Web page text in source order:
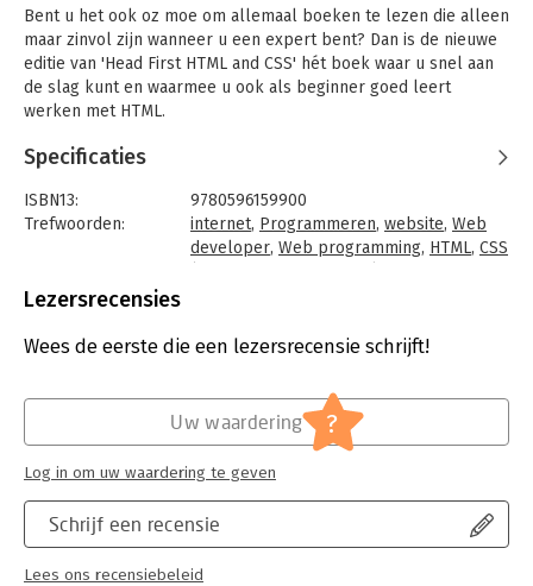
Bent u het ook oz moe om allemaal boeken te lezen die alleen
maar zinvol zijn wanneer u een expert bent? Dan is de nieuwe
editie van 'Head First HTML and CSS' hét boek waar u snel aan
de slag kunt en waarmee u ook als beginner goed leert
werken met HTML.
Specificaties
ISBN13:
9780596159900
Trefwoorden:
internet, Programmeren, website, Web
developer, Web programming, HTML, CSS
Taal:
Aantal pagina's:
723
Verschijningsdatum:
14-9-2017
Hoofdrubriek:
Serie:
Head First (O'Reilly)
Lezersrecensies
Wees de eerste die een lezersrecensie schrijft!
Schrijf een recensie
Lees ons recensiebeleid
Uw waardering ?
Log in om uw waardering te geven